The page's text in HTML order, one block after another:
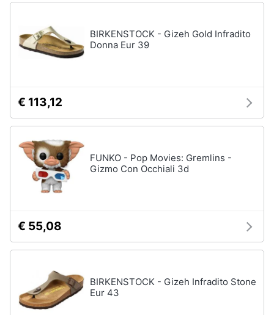
BIRKENSTOCK - Gizeh Gold Infradito
Donna Eur 39
€ 113,12
FUNKO - Pop Movies: Gremlins -
Gizmo Con Occhiali 3d
€ 55,08
BIRKENSTOCK - Gizeh Infradito Stone
Eur 43